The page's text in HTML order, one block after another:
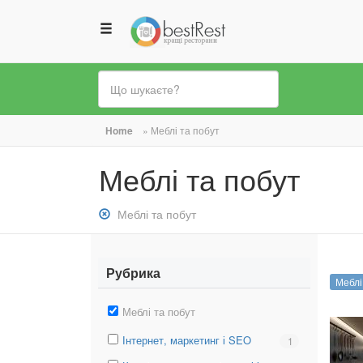
Ви
є
тут
Home » Меблі та побут
Меблі та побут
Зняти
фільтр:
та
побут
Меблі та побут
Рубрика
Зняти
Меблі
Меблі та побут
Вибрати
фільтр:
Інтернет, маркетинг і SEO 1
Вибрати